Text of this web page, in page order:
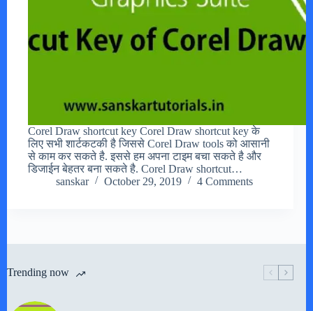
Corel Draw shortcut key Corel Draw shortcut key के
लिए सभी शार्टकटकी है जिससे Corel Draw tools को आसानी
से काम कर सकते है. इससे हम अपना टाइम बचा सकते है और
डिजाईन बेहतर बना सकते है. Corel Draw shortcut…
sanskar
October 29, 2019 4 Comments
Trending now